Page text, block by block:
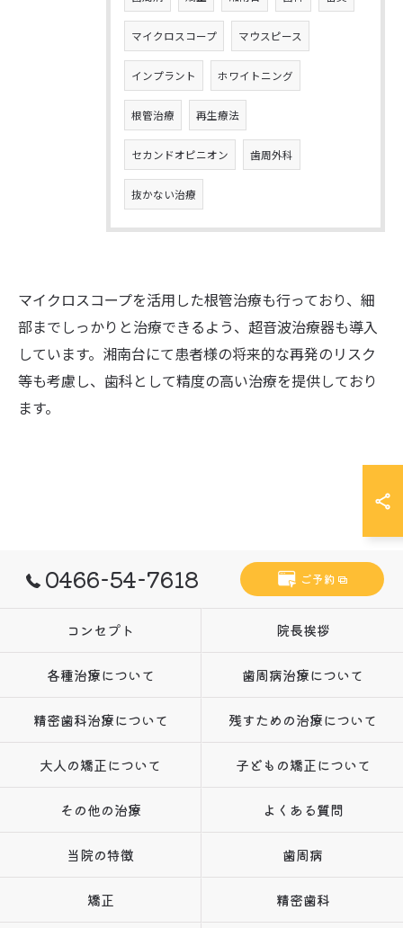
マイクロスコープ マウスピース
インプラント ホワイトニング
根管治療 再生療法
セカンドオピニオン 歯周外科
抜かない治療
マイクロスコープを活用した根管治療も行っており、細
部までしっかりと治療できるよう、超音波治療器も導入
しています。湘南台にて患者様の将来的な再発のリスク
等も考慮し、歯科として精度の高い治療を提供しており
ます。
0466-54-7618 ご予約
コンセプト 院長挨拶
各種治療について 歯周病治療について
精密歯科治療について 残すための治療について
大人の矯正について 子どもの矯正について
その他の治療 よくある質問
当院の特徴 歯周病
矯正 精密歯科